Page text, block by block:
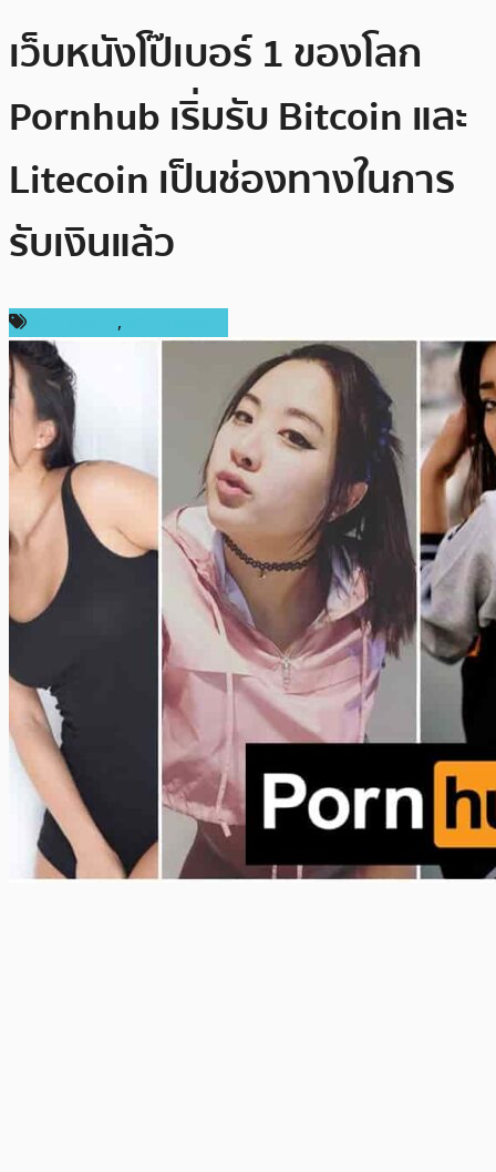
เว็บหนังโป๊เบอร์ 1 ของโลก
Pornhub เริ่มรับ Bitcoin และ
Litecoin เป็นช่องทางในการ
รับเงินแล้ว
,